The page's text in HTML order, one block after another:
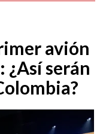
avión
¿Así serán